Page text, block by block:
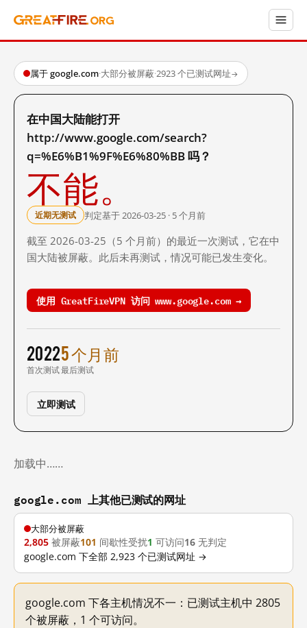
属于 google.com·大部分被屏蔽·2923 个已测试网址→
在中国大陆能打开
http://www.google.com/search?
q=%E6%B1%9F%E6%80%BB 吗？
不能。
近期无测试 判定基于 2026-03-25 · 5 个月前
截至 2026-03-25（5 个月前）的最近一次测试，它在中
国大陆被屏蔽。此后未再测试，情况可能已发生变化。
使用 GreatFireVPN 访问 www.google.com →
2022
首次测试
5 个月前
最后测试
立即测试
加载中……
google.com 上其他已测试的网址
大部分被屏蔽
2,805 被屏蔽101 间歇性受扰1 可访问16 无判定
google.com 下全部 2,923 个已测试网址 →
google.com 下各主机情况不一：已测试主机中 2805
个被屏蔽，1 个可访问。